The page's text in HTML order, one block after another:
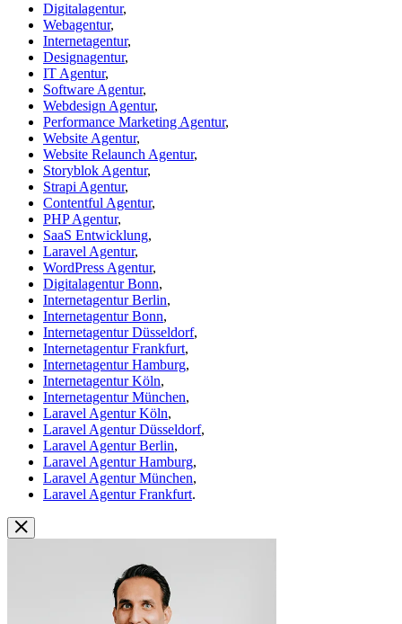
Digitalagentur,
Webagentur,
Internetagentur,
Designagentur,
IT Agentur,
Software Agentur,
Webdesign Agentur,
Performance Marketing Agentur,
Website Agentur,
Website Relaunch Agentur,
Storyblok Agentur,
Strapi Agentur,
Contentful Agentur,
PHP Agentur,
SaaS Entwicklung,
Laravel Agentur,
WordPress Agentur,
Digitalagentur Bonn,
Internetagentur Berlin,
Internetagentur Bonn,
Internetagentur Düsseldorf,
Internetagentur Frankfurt,
Internetagentur Hamburg,
Internetagentur Köln,
Internetagentur München,
Laravel Agentur Köln,
Laravel Agentur Düsseldorf,
Laravel Agentur Berlin,
Laravel Agentur Hamburg,
Laravel Agentur München,
Laravel Agentur Frankfurt.